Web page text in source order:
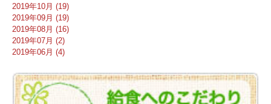
2019年10月 (19)
2019年09月 (19)
2019年08月 (16)
2019年07月 (2)
2019年06月 (4)